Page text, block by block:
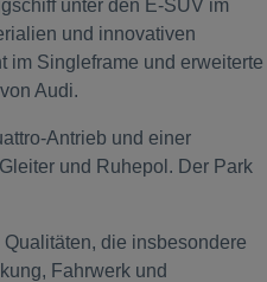
unter den E-SUV im
und innovativen
im Singleframe und erweiterte
Audi.
Antrieb und einer
und Ruhepol. Der Park
die insbesondere
Fahrwerk und